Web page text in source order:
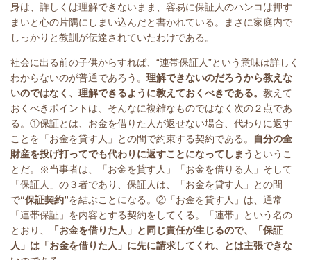
身は、詳しくは理解できないまま、容易に保証人のハンコは押す
まいと心の片隅にしまい込んだと書かれている。まさに家庭内で
しっかりと教訓が伝達されていたわけである。
社会に出る前の子供からすれば、“連帯保証人”という意味は詳しく
わからないのが普通であろう。 理解できないのだろうから教えな
いのではなく、理解できるように教えておくべきである。 教えて
おくべきポイントは、そんなに複雑なものではなく次の２点であ
る。①保証とは、お金を借りた人が返せない場合、代わりに返す
ことを「お金を貸す人」との間で約束する契約である。
自分の全
財産を投げ打ってでも代わりに返すことになってしまう というこ
とだ。※当事者は、「お金を貸す人」「お金を借りる人」そして
「保証人」の３者であり、保証人は、「お金を貸す人」との間
で“保証契約”を結ぶことになる。②「お金を貸す人」は、通常
「連帯保証」を内容とする契約をしてくる。「連帯」という名の
とおり、
「お金を借りた人」と同じ責任が生じるので、「保証
人」は「お金を借りた人」に先に請求してくれ、とは主張できな